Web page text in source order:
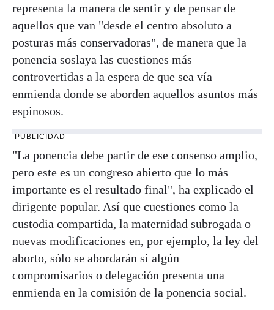
representa la manera de sentir y de pensar de
aquellos que van "desde el centro absoluto a
posturas más conservadoras", de manera que la
ponencia soslaya las cuestiones más
controvertidas a la espera de que sea vía
enmienda donde se aborden aquellos asuntos más
espinosos.
PUBLICIDAD
"La ponencia debe partir de ese consenso amplio,
pero este es un congreso abierto que lo más
importante es el resultado final", ha explicado el
dirigente popular. Así que cuestiones como la
custodia compartida, la maternidad subrogada o
nuevas modificaciones en, por ejemplo, la ley del
aborto, sólo se abordarán si algún
compromisarios o delegación presenta una
enmienda en la comisión de la ponencia social.